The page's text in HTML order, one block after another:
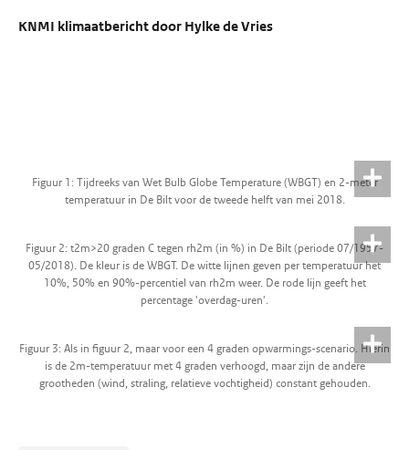
KNMI klimaatbericht door Hylke de Vries
Figuur 1: Tijdreeks van Wet Bulb Globe Temperature (WBGT) en 2-meter
temperatuur in De Bilt voor de tweede helft van mei 2018.
Figuur 2: t2m>20 graden C tegen rh2m (in %) in De Bilt (periode 07/1957-
05/2018). De kleur is de WBGT. De witte lijnen geven per temperatuur het
10%, 50% en 90%-percentiel van rh2m weer. De rode lijn geeft het
percentage 'overdag-uren'.
Figuur 3: Als in figuur 2, maar voor een 4 graden opwarmings-scenario. Hierin
is de 2m-temperatuur met 4 graden verhoogd, maar zijn de andere
grootheden (wind, straling, relatieve vochtigheid) constant gehouden.